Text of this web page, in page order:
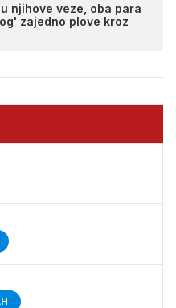
njihove veze, oba para
zajedno plove kroz